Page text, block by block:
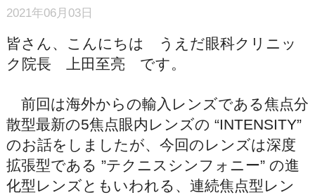
2021年06月03日
皆さん、こんにちは うえだ眼科クリニッ
ク院長 上田至亮 です。
前回は海外からの輸入レンズである焦点分
散型最新の5焦点眼内レンズの “INTENSITY”
のお話をしましたが、今回のレンズは深度
拡張型である ”テクニスシンフォニー” の進
化型レンズともいわれる、連続焦点型レン